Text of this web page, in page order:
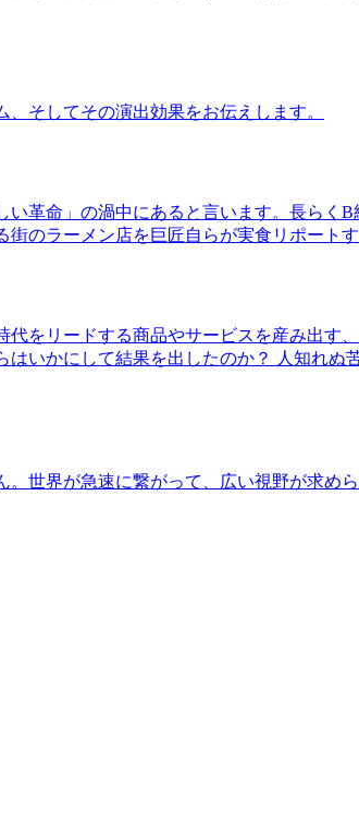
そしてその演出効果をお伝えします。
革命」の渦中にあると言います。長ら
のラーメン店を巨匠自らが実食リポートす
をリードする商品やサービスを産み出す
いかにして結果を出したのか？ 人知れ
世界が急速に繋がって、広い視野が求め